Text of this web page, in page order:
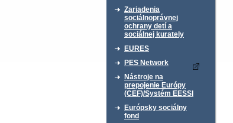
Zariadenia
sociálnoprávnej
ochrany detí a
sociálnej kurately
EURES
PES Network
Nástroje na
prepojenie Európy
(CEF)/Systém EESSI
Európsky sociálny
fond